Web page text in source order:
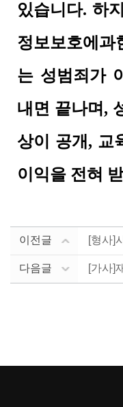
있습니다. 하
정보보호에과
는 성범죄가
내면 끝나며,
상이 공개, 교
이익을 전혀
이전글 [형사]
다음글